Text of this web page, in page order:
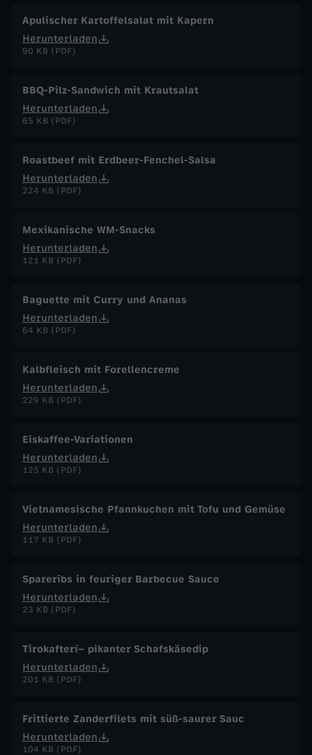
Apulischer Kartoffelsalat mit Kapern
Herunterladen
90 KB (PDF)
BBQ-Pilz-Sandwich mit Krautsalat
Herunterladen
65 KB (PDF)
Roastbeef mit Erdbeer-Fenchel-Salsa
Herunterladen
224 KB (PDF)
Mexikanische WM-Snacks
Herunterladen
121 KB (PDF)
Baguette mit Curry und Ananas
Herunterladen
64 KB (PDF)
Kalbfleisch mit Forellencreme
Herunterladen
229 KB (PDF)
Eiskaffee-Variationen
Herunterladen
125 KB (PDF)
Vietnamesische Pfannkuchen mit Tofu und Gemüse
Herunterladen
117 KB (PDF)
Spareribs in feuriger Barbecue Sauce
Herunterladen
23 KB (PDF)
Tirokafterí– pikanter Schafskäsedip
Herunterladen
201 KB (PDF)
Frittierte Zanderfilets mit süß-saurer Sauc
Herunterladen
104 KB (PDF)